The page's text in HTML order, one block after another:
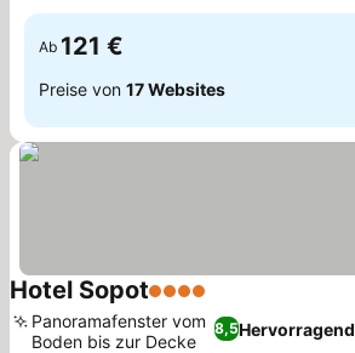
Ab 121 €
Preise von 17 Websites
Hotel Sopot4 Sterne
8,5Hervorragend
Panoramafenster vom
Boden bis zur Decke